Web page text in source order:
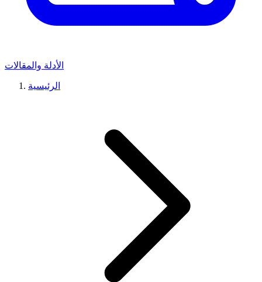
الأدلة والمقالات
الرئيسية